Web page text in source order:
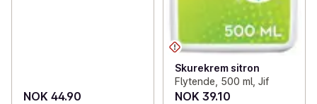
NOK 44.90
Skurekrem sitron
Flytende, 500 ml, Jif
NOK 39.10